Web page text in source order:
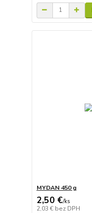
MYDAN 450 g
2,50 €/ks
2,03 € bez DPH